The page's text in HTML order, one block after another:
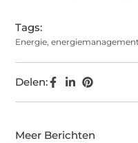
Tags:
Energie,
Delen:
Meer Berichten